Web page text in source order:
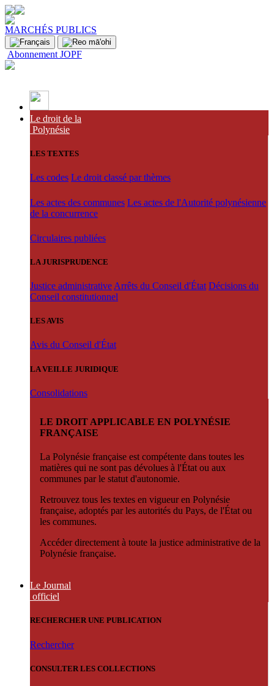
MARCHÉS PUBLICS
Abonnement JOPF
Le droit de la
Polynésie
LES TEXTES
Les codes Le droit classé par thèmes
Les actes des communes Les actes de l'Autorité polynésienne
de la concurrence
Circulaires publiées
LA JURISPRUDENCE
Justice administrative Arrêts du Conseil d'État Décisions du
Conseil constitutionnel
LES AVIS
Avis du Conseil d'État
LA VEILLE JURIDIQUE
Consolidations
LE DROIT APPLICABLE EN POLYNÉSIE
FRANÇAISE
La Polynésie française est compétente dans toutes les
matières qui ne sont pas dévolues à l'État ou aux
communes par le statut d'autonomie.
Retrouvez tous les textes en vigueur en Polynésie
française, adoptés par les autorités du Pays, de l'État ou
les communes.
Accéder directement à toute la justice administrative de la
Polynésie française.
Le Journal
officiel
RECHERCHER UNE PUBLICATION
Rechercher
CONSULTER LES COLLECTIONS